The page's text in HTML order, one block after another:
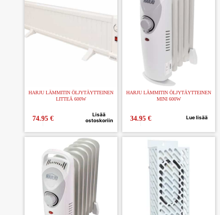
HARJU LÄMMITIN ÖLJYTÄYTTEINEN
LITTEÄ 600W
74.95 €
Lisää
ostoskoriin
HARJU LÄMMITIN ÖLJYTÄYTTEINEN
MINI 600W
34.95 € Lue lisää